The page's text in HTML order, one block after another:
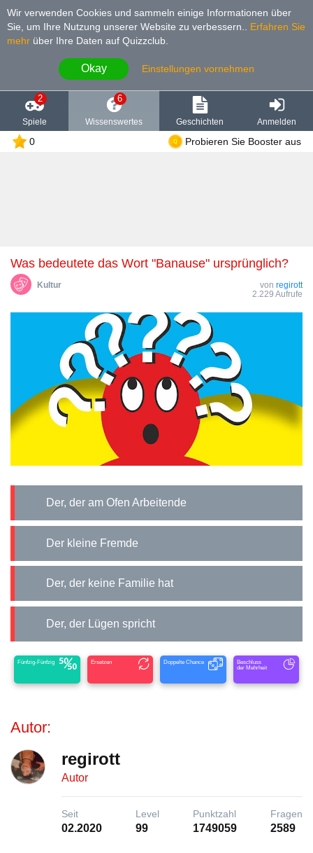
Wir verwenden Cookies und sammeln einige Informationen über
Sie, um Ihre Nutzung unserer Website zu verbessern.
Erfahren Sie
mehr über Ihre Daten auf Quizzclub.
Okay Einstellungen vornehmen
2
Spiele
6
Wissenswertes Geschichten Anmelden
0 Probieren Sie Booster aus
Was bedeutete das Wort "Banause" ursprünglich?
Kultur von regirott
2.229 Aufrufe
Der, der am Ofen Arbeitende
Der kleine Fremde
Der, der keine Familie hat
Der, der Lügen spricht
Fünfzig-Fünfzig Ersetzen Doppelte Chance
Beschluss
der Mehrheit
Autor:
regirott
Autor
Seit
02.2020
Level
99
Punktzahl
1749059
Fragen
2589